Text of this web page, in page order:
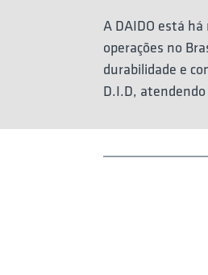
A DAIDO está
operações no
durabilidade e
D.I.D, atendendo